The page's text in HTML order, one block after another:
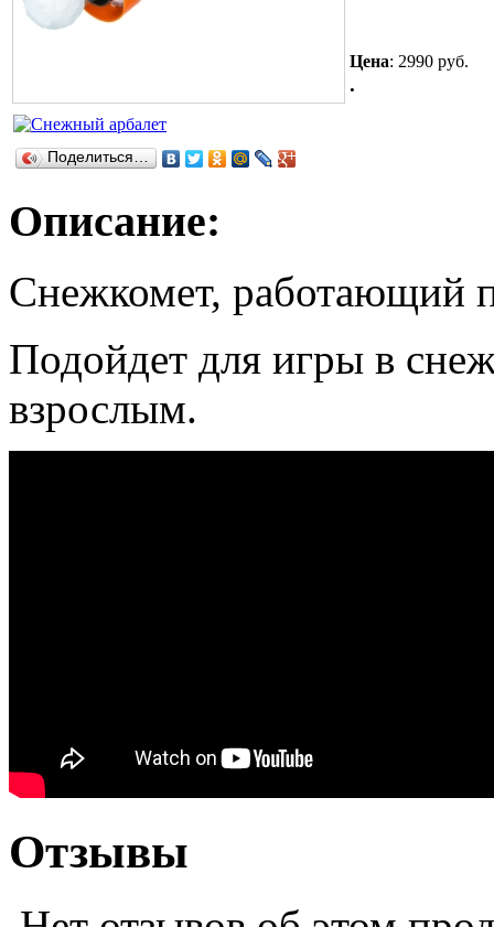
Цена: 2990 руб.
.
Поделиться…
Описание:
Снежкомет, работающий
Подойдет для игры в
взрослым.
Отзывы